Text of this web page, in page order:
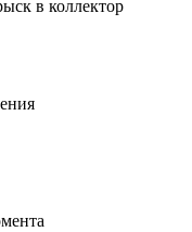
в коллектор